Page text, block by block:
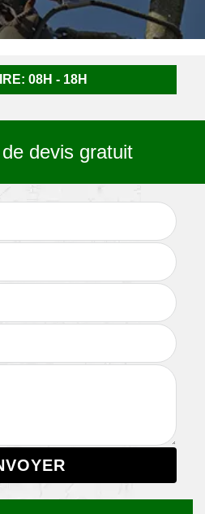
08H - 18H
devis gratuit